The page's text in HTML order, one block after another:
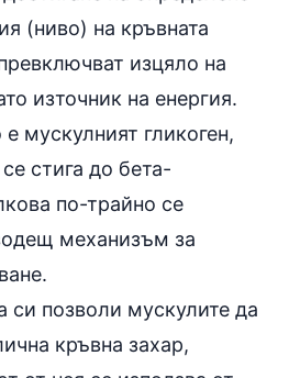
(ниво) на кръвната
изцяло на
източник на енергия.
мускулният гликоген,
стига до бета-
по-трайно се
механизъм за
си позволи мускулите да
кръвна захар,